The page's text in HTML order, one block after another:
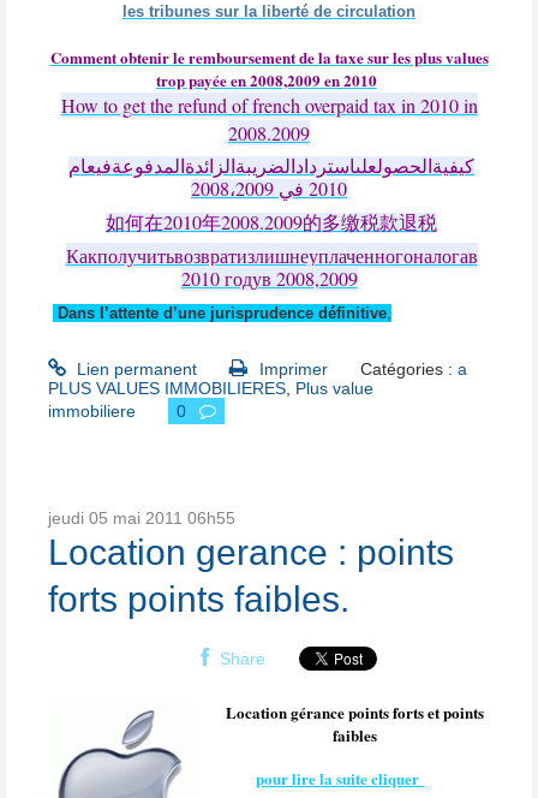
les tribunes sur la liberté de circulation
Comment obtenir le remboursement de la taxe sur les plus values
trop payée en 2008,2009 en 2010
How to get the refund of french overpaid tax in 2010 in
2008.2009
كيفيةالحصولعلىاستردادالضريبةالزائدةالمدفوعةفيعام
2010 في ،2009
如何在2010年2008.2009的多缴税款退税
Какполучитьвозвратизлишнеуплаченногоналогав
2010годув 2008,2009
Dans l’attente d’une jurisprudence définitive
Lien permanent Imprimer Catégories : a
PLUS VALUES IMMOBILIERES Plus value
immobiliere
0
jeudi 05 mai 2011 06h55
Location gerance : points
forts points faibles.
Share
Location gérance points forts et points
faibles
pour lire la suite cliquer